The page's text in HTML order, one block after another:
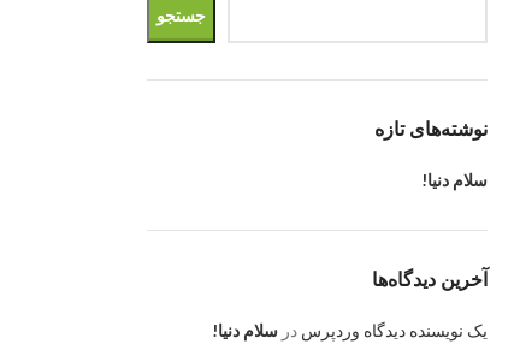
جستجو
نوشته‌های تازه
سلام دنیا!
آخرین دیدگاه‌ها
یک نویسنده دیدگاه وردپرس در سلام دنیا!